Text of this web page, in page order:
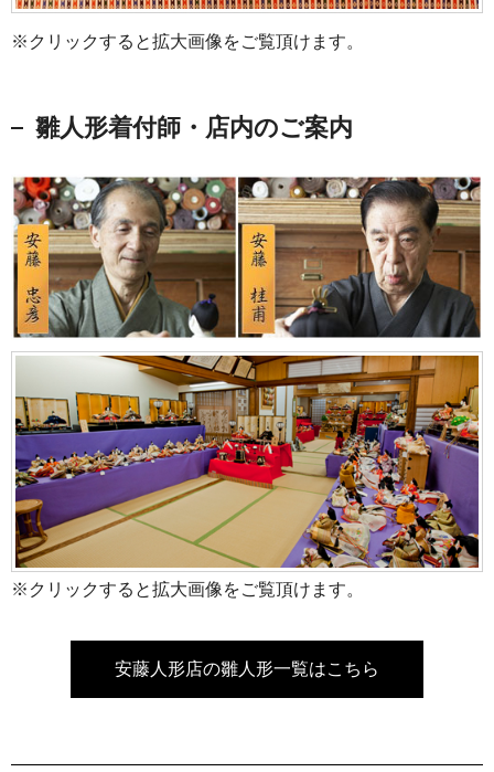
※クリックすると拡大画像をご覧頂けます。
雛人形着付師・店内のご案内
※クリックすると拡大画像をご覧頂けます。
安藤人形店の雛人形一覧はこちら